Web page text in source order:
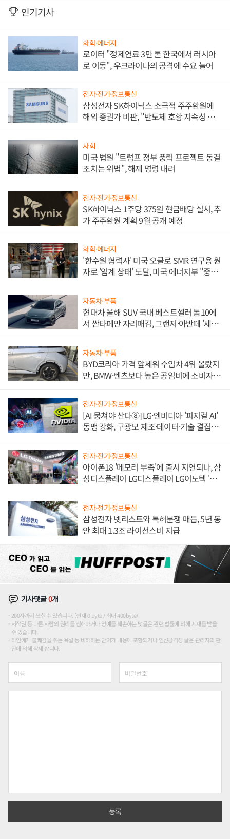
인기기사
화학·에너지
로이터 "정제연료 3만 톤 한국에서 러시아
로 이동", 우크라이나의 공격에 수요 늘어
전자·전기·정보통신
삼성전자 SK하이닉스 소극적 주주환원에
해외 증권가 비판, "반도체 호황 지속성 의
사회
미국 법원 "트럼프 정부 풍력 프로젝트 동결
조치는 위법", 해제 명령 내려
전자·전기·정보통신
SK하이닉스 1주당 375원 현금배당 실시, 추
가 주주환원 계획 9월 공개 예정
화학·에너지
'한수원 협력사' 미국 오클로 SMR 연구용 원
자로 '임계 상태' 도달, 미국 에너지부 "중요
자동차·부품
현대차 올해 SUV 국내 베스트셀러 톱10에
서 싼타페만 자리매김, 그랜저·아반떼 '세단
자동차·부품
BYD코리아 가격 앞세워 수입차 4위 올랐지
만, BMW·벤츠보다 높은 공임비에 소비자
전자·전기·정보통신
[AI 뭉쳐야 산다⑧] LG·엔비디아 '피지컬 AI'
동맹 강화, 구광모 제조·데이터·기술 결집
전자·전기·정보통신
아이폰18 '메모리 부족'에 출시 지연되나, 삼
성디스플레이 LG디스플레이 LG이노텍 '탈
전자·전기·정보통신
삼성전자 넷리스트와 특허분쟁 매듭, 5년 동
안 최대 1.3조 라이선스비 지급
기사댓글0개
200자까지 쓰실 수 있습니다. (현재 0 byte / 최대 400byte)
저작권 등 다른 사람의 권리를 침해하거나 명예를 훼손하는 댓글은 관련 법률에 의해 제재를 받을
수 있습니다.
타인에게 불쾌감을 주는 욕설 등 비하하는 단어가 내용에 포함되거나 인신공격성 글은 관리자의 판
단에 의해 삭제 합니다.